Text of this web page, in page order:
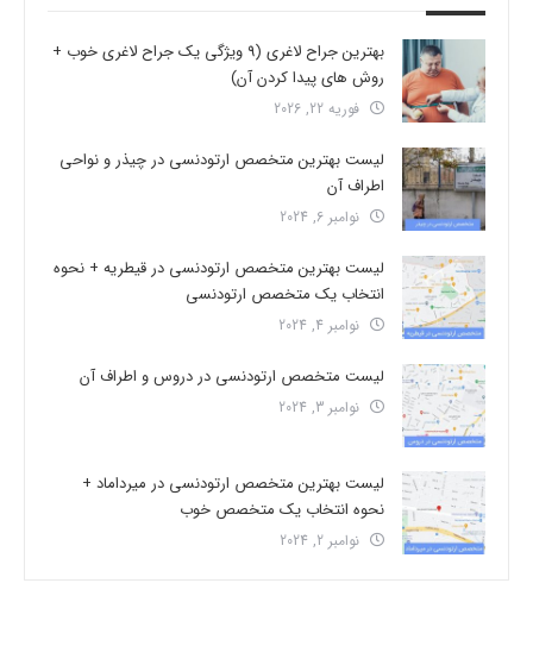
بهترین جراح لاغری (9 ویژگی یک جراح لاغری خوب +
روش های پیدا کردن آن)
فوریه 22, 2026
لیست بهترین متخصص ارتودنسی در چیذر و نواحی
اطراف آن
نوامبر 6, 2024
لیست بهترین متخصص ارتودنسی در قیطریه + نحوه
انتخاب یک متخصص ارتودنسی
نوامبر 4, 2024
لیست متخصص ارتودنسی در دروس و اطراف آن
نوامبر 3, 2024
لیست بهترین متخصص ارتودنسی در میرداماد +
نحوه انتخاب یک متخصص خوب
نوامبر 2, 2024